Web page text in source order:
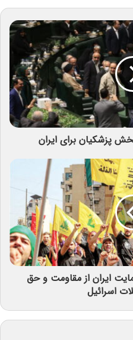
پزشکیان برای ایران
ایران از مقاومت و حق
اسرائیل